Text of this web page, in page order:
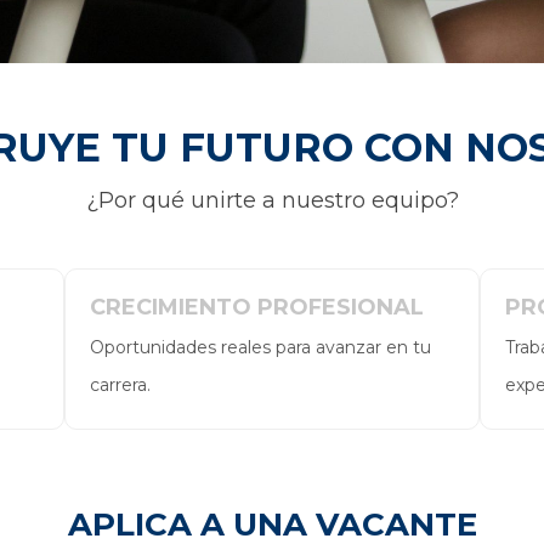
TU FUTURO CON
¿Por qué unirte a nuestro equipo?
CRECIMIENTO PROFESIONAL
Oportunidades reales para avanzar en tu
carrera.
APLICA A UNA VACANTE